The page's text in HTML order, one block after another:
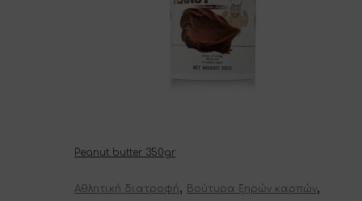
Peanut butter 350gr
Αθλητική διατροφή, Βούτυρα ξηρών καρπών,